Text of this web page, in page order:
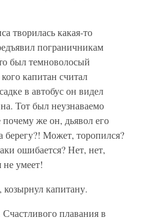
творилась какая-то
пограничникам
был темноволосый
капитан считал
в автобус он видел
Тот был неузнаваемо
же он, дьявол его
берегу?! Может, торопился?
ошибается? Нет, нет,
умеет!
капитану.
плавания в